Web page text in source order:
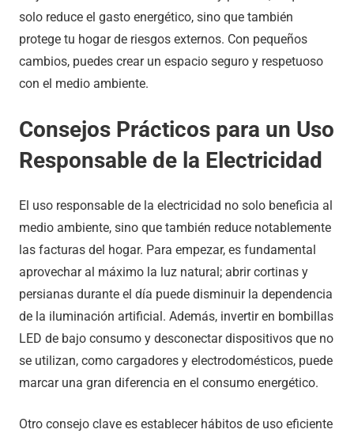
solo reduce el gasto energético, sino que también
protege tu hogar de riesgos externos. Con pequeños
cambios, puedes crear un espacio seguro y respetuoso
con el medio ambiente.
Consejos Prácticos para un Uso
Responsable de la Electricidad
El uso responsable de la electricidad no solo beneficia al
medio ambiente, sino que también reduce notablemente
las facturas del hogar. Para empezar, es fundamental
aprovechar al máximo la luz natural; abrir cortinas y
persianas durante el día puede disminuir la dependencia
de la iluminación artificial. Además, invertir en bombillas
LED de bajo consumo y desconectar dispositivos que no
se utilizan, como cargadores y electrodomésticos, puede
marcar una gran diferencia en el consumo energético.
Otro consejo clave es establecer hábitos de uso eficiente